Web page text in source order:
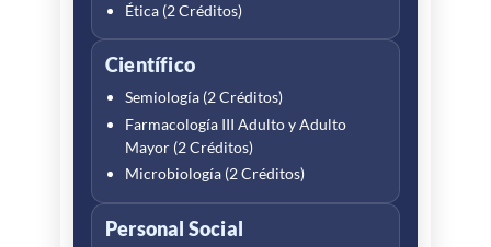
Ética (2 Créditos)
Científico
Semiología (2 Créditos)
Farmacología III Adulto y Adulto
Mayor (2 Créditos)
Microbiología (2 Créditos)
Personal Social
Comunicación y Lengua
Inglés IV (1 Crédito)